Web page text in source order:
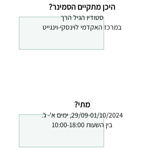
היכן מתקיים הסמינר?
סטודיו הגיל הרך
במרכז האקדמי לוינסקי-וינגייט
מתי?
29/09-01/10/2024, ימים א'- ג'.
בין השעות 10:00-18:00